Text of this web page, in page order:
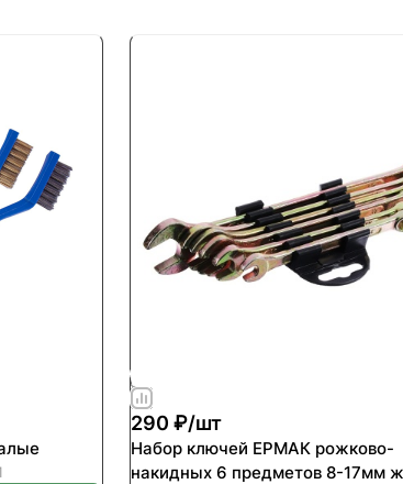
290 ₽/шт
Набор ключей ЕРМАК рожково-
накидных 6 предметов 8-17мм желтый